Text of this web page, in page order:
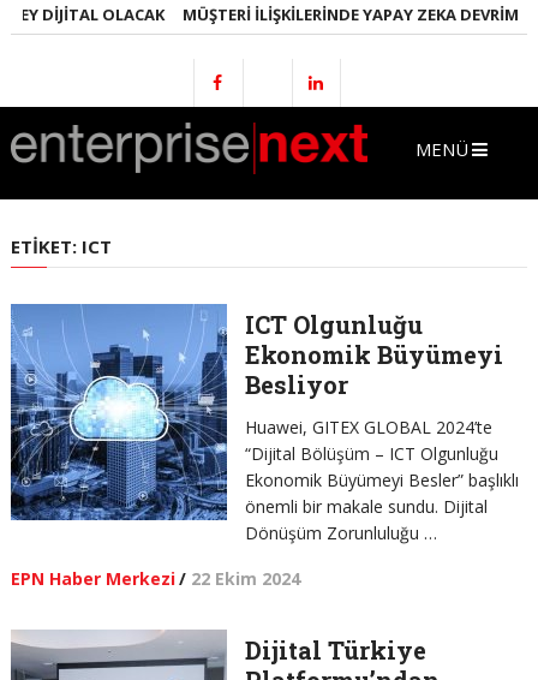
DIJITAL OLACAK MÜŞTERI İLIŞKILERINDE YAPAY ZEKA DEVRIMI
MENÜ
ETIKET: ICT
ICT Olgunluğu
Ekonomik Büyümeyi
Besliyor
Huawei, GITEX GLOBAL 2024’te
“Dijital Bölüşüm – ICT Olgunluğu
Ekonomik Büyümeyi Besler” başlıklı
önemli bir makale sundu. Dijital
Dönüşüm Zorunluluğu …
EPN Haber Merkezi/ 22 Ekim 2024
Dijital Türkiye